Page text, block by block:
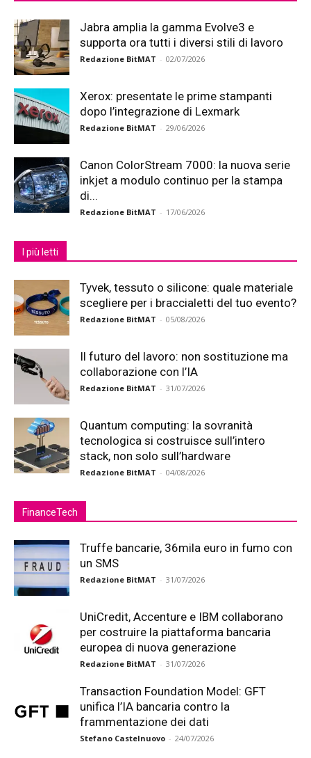
Jabra amplia la gamma Evolve3 e
supporta ora tutti i diversi stili di lavoro
Redazione BitMAT - 02/07/2026
Xerox: presentate le prime stampanti
dopo l’integrazione di Lexmark
Redazione BitMAT - 29/06/2026
Canon ColorStream 7000: la nuova serie
inkjet a modulo continuo per la stampa
di...
Redazione BitMAT - 17/06/2026
I più letti
Tyvek, tessuto o silicone: quale materiale
scegliere per i braccialetti del tuo evento?
Redazione BitMAT - 05/08/2026
Il futuro del lavoro: non sostituzione ma
collaborazione con l’IA
Redazione BitMAT - 31/07/2026
Quantum computing: la sovranità
tecnologica si costruisce sull’intero
stack, non solo sull’hardware
Redazione BitMAT - 04/08/2026
FinanceTech
Truffe bancarie, 36mila euro in fumo con
un SMS
Redazione BitMAT - 31/07/2026
UniCredit, Accenture e IBM collaborano
per costruire la piattaforma bancaria
europea di nuova generazione
Redazione BitMAT - 31/07/2026
Transaction Foundation Model: GFT
unifica l’IA bancaria contro la
frammentazione dei dati
Stefano Castelnuovo - 24/07/2026